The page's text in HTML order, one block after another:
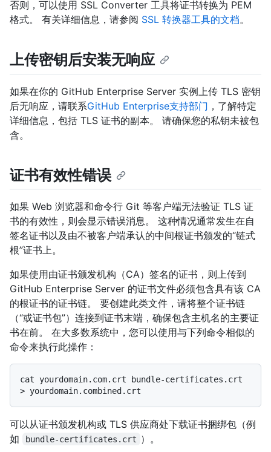
否则，可以使用 SSL Converter 工具将证书转换为 PEM
格式。 有关详细信息，请参阅 SSL 转换器工具的文档。
上传密钥后安装无响应
如果在你的 GitHub Enterprise Server 实例上传 TLS 密钥
后无响应，请联系GitHub Enterprise支持部门 ，了解特定
详细信息，包括 TLS 证书的副本。 请确保您的私钥未被包
含。
证书有效性错误
如果 Web 浏览器和命令行 Git 等客户端无法验证 TLS 证
书的有效性，则会显示错误消息。 这种情况通常发生在自
签名证书以及由不被客户端承认的中间根证书颁发的“链式
根”证书上。
如果使用由证书颁发机构（CA）签名的证书，则上传到
GitHub Enterprise Server 的证书文件必须包含具有该 CA
的根证书的证书链。 要创建此类文件，请将整个证书链
（“或证书包”）连接到证书末端，确保包含主机名的主要证
书在前。 在大多数系统中，您可以使用与下列命令相似的
命令来执行此操作：
cat yourdomain.com.crt bundle-certificates.crt
可以从证书颁发机构或 TLS 供应商处下载证书捆绑包（例
如
bundle-certificates.crt ）。